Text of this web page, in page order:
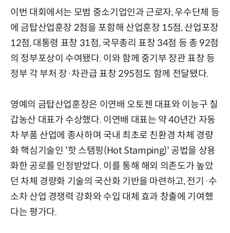
이번 대회에서는 모범 중소기업인과 근로자, 우수단체 등
에 금탑산업훈장 2점을 포함해 산업훈장 15점, 산업포장
12점, 대통령 표창 31점, 국무총리 표창 34점 등 총 92점
의 정부포상이 수여됐다. 이와 함께 중기부 장관 표창 등
정부 각 부처 장·차관급 표창 295점도 함께 전달됐다.
영예의 금탑산업훈장은 이연배 오토젠 대표와 이능구 칠
갑농산 대표가 수상했다. 이연배 대표는 약 40년간 자동
차 부품 산업에 종사하며 국내 최초로 친환경 차체 경량
화 핵심기술인 '핫 스탬핑(Hot Stamping)' 공법을 상용
화한 공로를 인정받았다. 이를 통해 해외 의존도가 높았
던 차체 경량화 기술의 국산화 기반을 마련하고, 전기·수
소차 산업 경쟁력 강화와 수입 대체 효과 창출에 기여했
다는 평가다.